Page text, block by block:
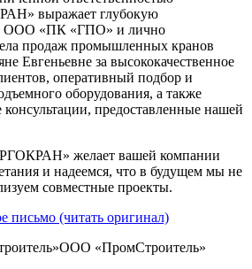
выражает глубокую
ООО «ПК «ГПО» и лично
продаж промышленных кранов
Евгеньевне за высококачественное
оперативный подбор и
оборудования, а также
предоставленные нашей
желает вашей компании
и надеемся, что в будущем мы не
совместные проекты.
письмо (читать оригинал)
ООО «ПромСтроитель»